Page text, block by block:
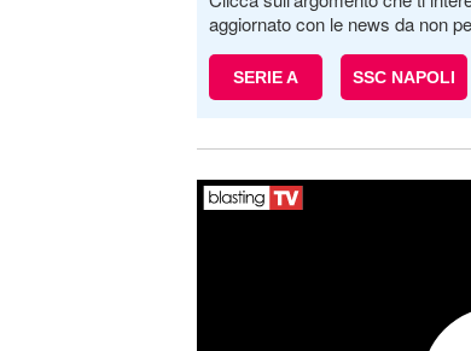
aggiornato con le news da non
SERIE A SSC NAPOLI